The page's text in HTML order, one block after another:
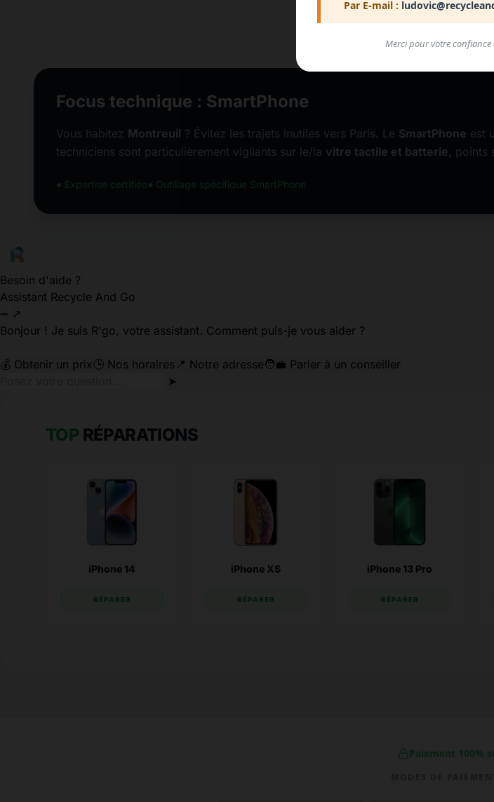
Focus technique : SmartPhone
Vous habitez Montreuil ? Évitez les trajets inutiles vers Paris. Le SmartPhone est
techniciens sont particulièrement vigilants sur le/la vitre tactile et batterie, points
● Expertise certifiée● Outillage spécifique SmartPhone
Besoin d'aide ?
Assistant Recycle And Go
➖ ↗
Bonjour ! Je suis R'go, votre assistant. Comment puis-je vous aider ?
💰 Obtenir un prix🕒 Nos horaires 📍 Notre adresse🧑‍💼 Parler à un conseiller
➤
TOP RÉPARATIONS
iPhone 14
RÉPARER
iPhone XS
RÉPARER
iPhone 13 Pro
RÉPARER
Paiement 100%
Par E-mail :
Merci pour votre confiance